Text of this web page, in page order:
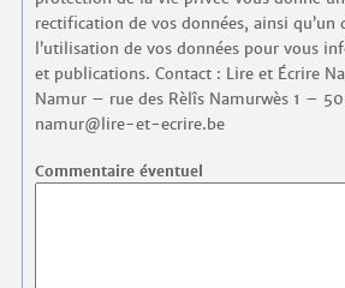
rectification de vos données, ainsi qu’un
l’utilisation de vos données pour vous
et publications. Contact : Lire et Écrire
Namur – rue des Rèlîs Namurwès 1 –
namur@lire-et-ecrire.be
Commentaire éventuel